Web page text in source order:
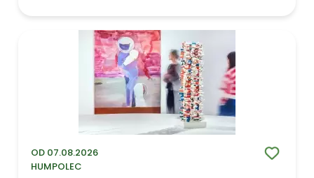
OD 07.08.2026
HUMPOLEC